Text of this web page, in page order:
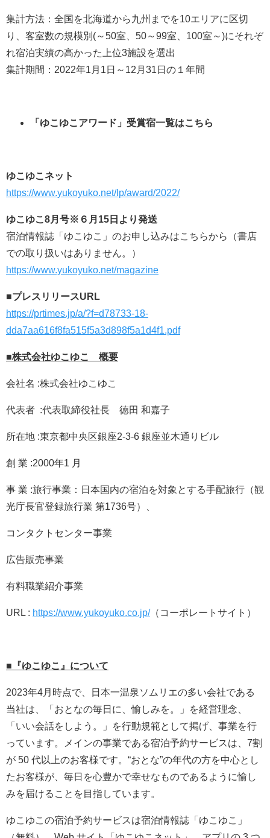
集計方法：全国を北海道から九州までを10エリアに区切
り、客室数の規模別(～50室、50～99室、100室～)にそれぞ
れ宿泊実績の高かった上位3施設を選出
集計期間：2022年1月1日～12月31日の１年間
「ゆこゆこアワード」受賞宿一覧はこちら
ゆこゆこネット
https://www.yukoyuko.net/lp/award/2022/
ゆこゆこ8月号※６月15日より発送
宿泊情報誌「ゆこゆこ」のお申し込みはこちらから（書店
での取り扱いはありません。）
https://www.yukoyuko.net/magazine
■プレスリリースURL
https://prtimes.jp/a/?f=d78733-18-
dda7aa616f8fa515f5a3d898f5a1d4f1.pdf
■株式会社ゆこゆこ 概要
会社名 :​株式会社ゆこゆこ
代表者 :​​代表取締役社長 徳田 和嘉子
所在地 ​:東京都中央区銀座2-3-6 銀座並木通りビル
創 業 :​2000年1 月
事 業 :旅行事業：日本国内の宿泊を対象とする手配旅行（観
光庁長官登録旅行業 第1736号）、
コンタクトセンター事業
広告販売事業
有料職業紹介事業
URL : https://www.yukoyuko.co.jp/（コーポレートサイト）
■『ゆこゆこ』について
2023年4月時点で、日本一温泉ソムリエの多い会社である
当社は、「おとなの毎日に、愉しみを。」を経営理念、
「いい会話をしよう。」を行動規範として掲げ、事業を行
っています。メインの事業である宿泊予約サービスは、7割
が 50 代以上のお客様です。“おとな”の年代の方を中心とし
たお客様が、毎日を心豊かで幸せなものであるように愉し
みを届けることを目指しています。
ゆこゆこの宿泊予約サービスは宿泊情報誌「ゆこゆこ」